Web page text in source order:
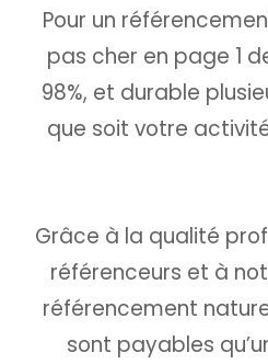
Pour un
pas cher en page 1
98%, et durable
que soit votre
Grâce à la qualité
référenceurs et à
référencement
sont payables